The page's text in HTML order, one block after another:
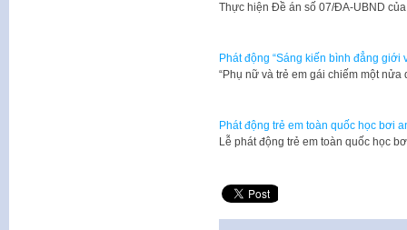
Thực hiện Đề án số 07/ĐA-UBND
Phát động “Sáng kiến bình đẳng giới
“Phụ nữ và trẻ em gái chiếm một
Phát động trẻ em toàn quốc học bơi
Lễ phát động trẻ em toàn quốc học